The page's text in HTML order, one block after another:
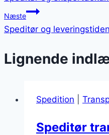
Næste
Speditør og
Lignende
Spedition
Speditør